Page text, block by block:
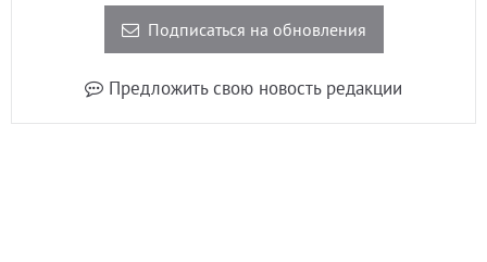
Подписаться на обновления
Предложить свою новость редакции